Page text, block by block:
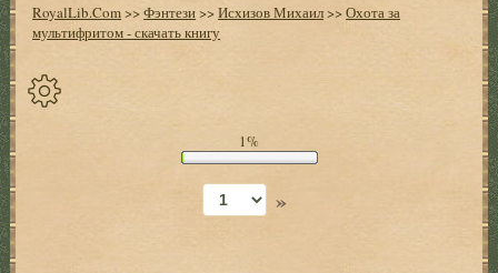
RoyalLib.Com>>Фэнтези>>Исхизов Михаил>>Охота за
мультифритом - скачать книгу
1%
»